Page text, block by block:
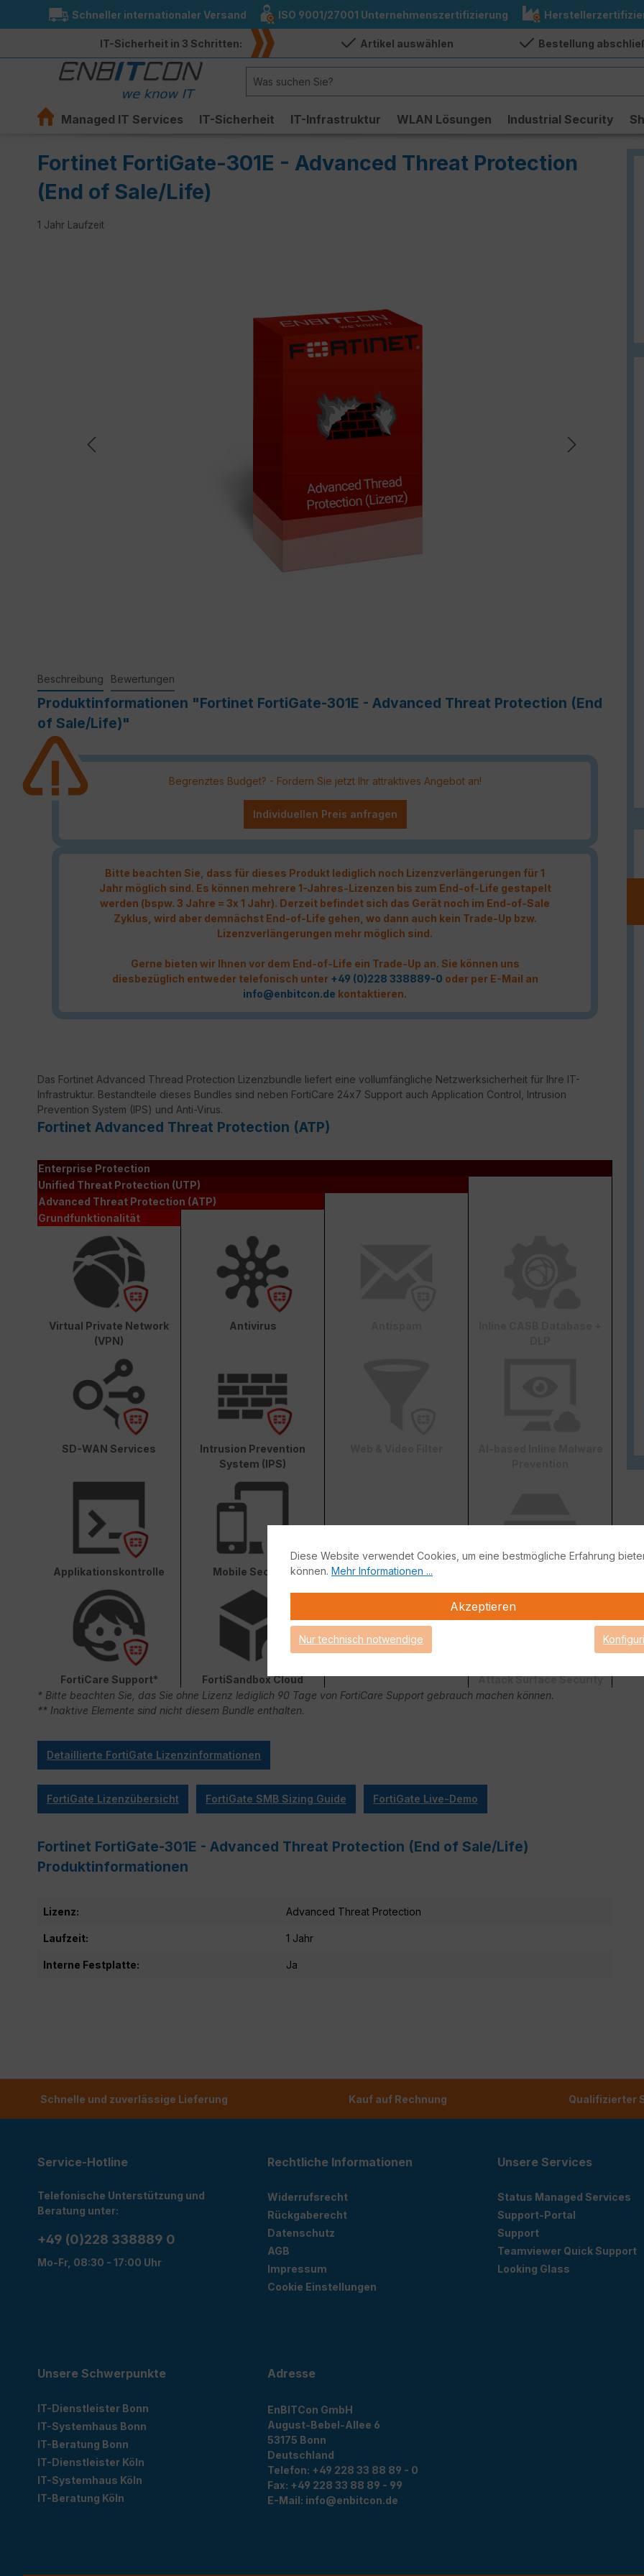
Zur Hauptnavigation springen
Schneller internationaler Versand ISO 9001/27001 Unternehmenszertifizierung
IT-Sicherheit in 3 Schritten: Artikel auswählen Bestellung
Managed IT Services IT-Sicherheit IT-Infrastruktur WLAN Lösungen Industrial Security
Fortinet FortiGate-301E - Advanced Threat Protection
(End of Sale/Life)
1 Jahr Laufzeit
Beschreibung Bewertungen
Produktinformationen "Fortinet FortiGate-301E - Advanced Threat Protection (End
of Sale/Life)"
Begrenztes Budget? - Fordern Sie jetzt Ihr attraktives Angebot an!
Individuellen Preis anfragen
Bitte beachten Sie, dass für dieses Produkt lediglich noch Lizenzverlängerungen für 1
Jahr möglich sind. Es können mehrere 1-Jahres-Lizenzen bis zum End-of-Life gestapelt
werden (bspw. 3 Jahre = 3x 1 Jahr). Derzeit befindet sich das Gerät noch im End-of-Sale
Zyklus, wird aber demnächst End-of-Life gehen, wo dann auch kein Trade-Up bzw.
Lizenzverlängerungen mehr möglich sind.
Gerne bieten wir Ihnen vor dem End-of-Life ein Trade-Up an. Sie können uns
diesbezüglich entweder telefonisch unter +49 (0)228 338889-0 oder per E-Mail an
info@enbitcon.de kontaktieren.
Das Fortinet Advanced Thread Protection Lizenzbundle liefert eine vollumfängliche Netzwerksicherheit für Ihre IT-
Infrastruktur. Bestandteile dieses Bundles sind neben FortiCare 24x7 Support auch Application Control, Intrusion
Prevention System (IPS) und Anti-Virus.
Fortinet Advanced Threat Protection (ATP)
Enterprise Protection
Unified Threat Protection (UTP)
Advanced Threat Protection (ATP)
Grundfunktionalität
Virtual Private Network
(VPN)
Antivirus
SD-WAN Services
Intrusion Prevention
System (IPS)
Applikationskontrolle Mobile Security
FortiCare Support* FortiSandbox Cloud
Attack Surface Security
* Bitte beachten Sie, das Sie ohne Lizenz lediglich 90 Tage von FortiCare Support gebrauch machen können.
** Inaktive Elemente sind nicht diesem Bundle enthalten.
Detaillierte FortiGate Lizenzinformationen
FortiGate Lizenzübersicht FortiGate SMB Sizing Guide FortiGate Live-Demo
Fortinet FortiGate-301E - Advanced Threat Protection (End of Sale/Life)
Produktinformationen
Lizenz: Advanced Threat Protection
Laufzeit: 1 Jahr
Interne Festplatte: Ja
Schnelle und zuverlässige Lieferung Kauf auf Rechnung Qualifizierter
Service-Hotline
Telefonische Unterstützung und
Beratung unter:
+49 (0)228 338889 0
Mo-Fr, 08:30 - 17:00 Uhr
Rechtliche Informationen
Widerrufsrecht
Rückgaberecht
Datenschutz
AGB
Impressum
Cookie Einstellungen
Unsere Services
Status Managed Services
Support-Portal
Support
Teamviewer Quick Support
Looking Glass
Unsere Schwerpunkte
IT-Dienstleister Bonn
IT-Systemhaus Bonn
IT-Beratung Bonn
IT-Dienstleister Köln
IT-Systemhaus Köln
IT-Beratung Köln
Adresse
EnBITCon GmbH
August-Bebel-Allee 6
53175 Bonn
Deutschland
Telefon: +49 228 33 88 89 - 0
Fax: +49 228 33 88 89 - 99
E-Mail: info@enbitcon.de
Diese Website verwendet Cookies, um eine bestmögliche Erfahrung
können. Mehr Informationen ...
Akzeptieren
Nur technisch notwendige